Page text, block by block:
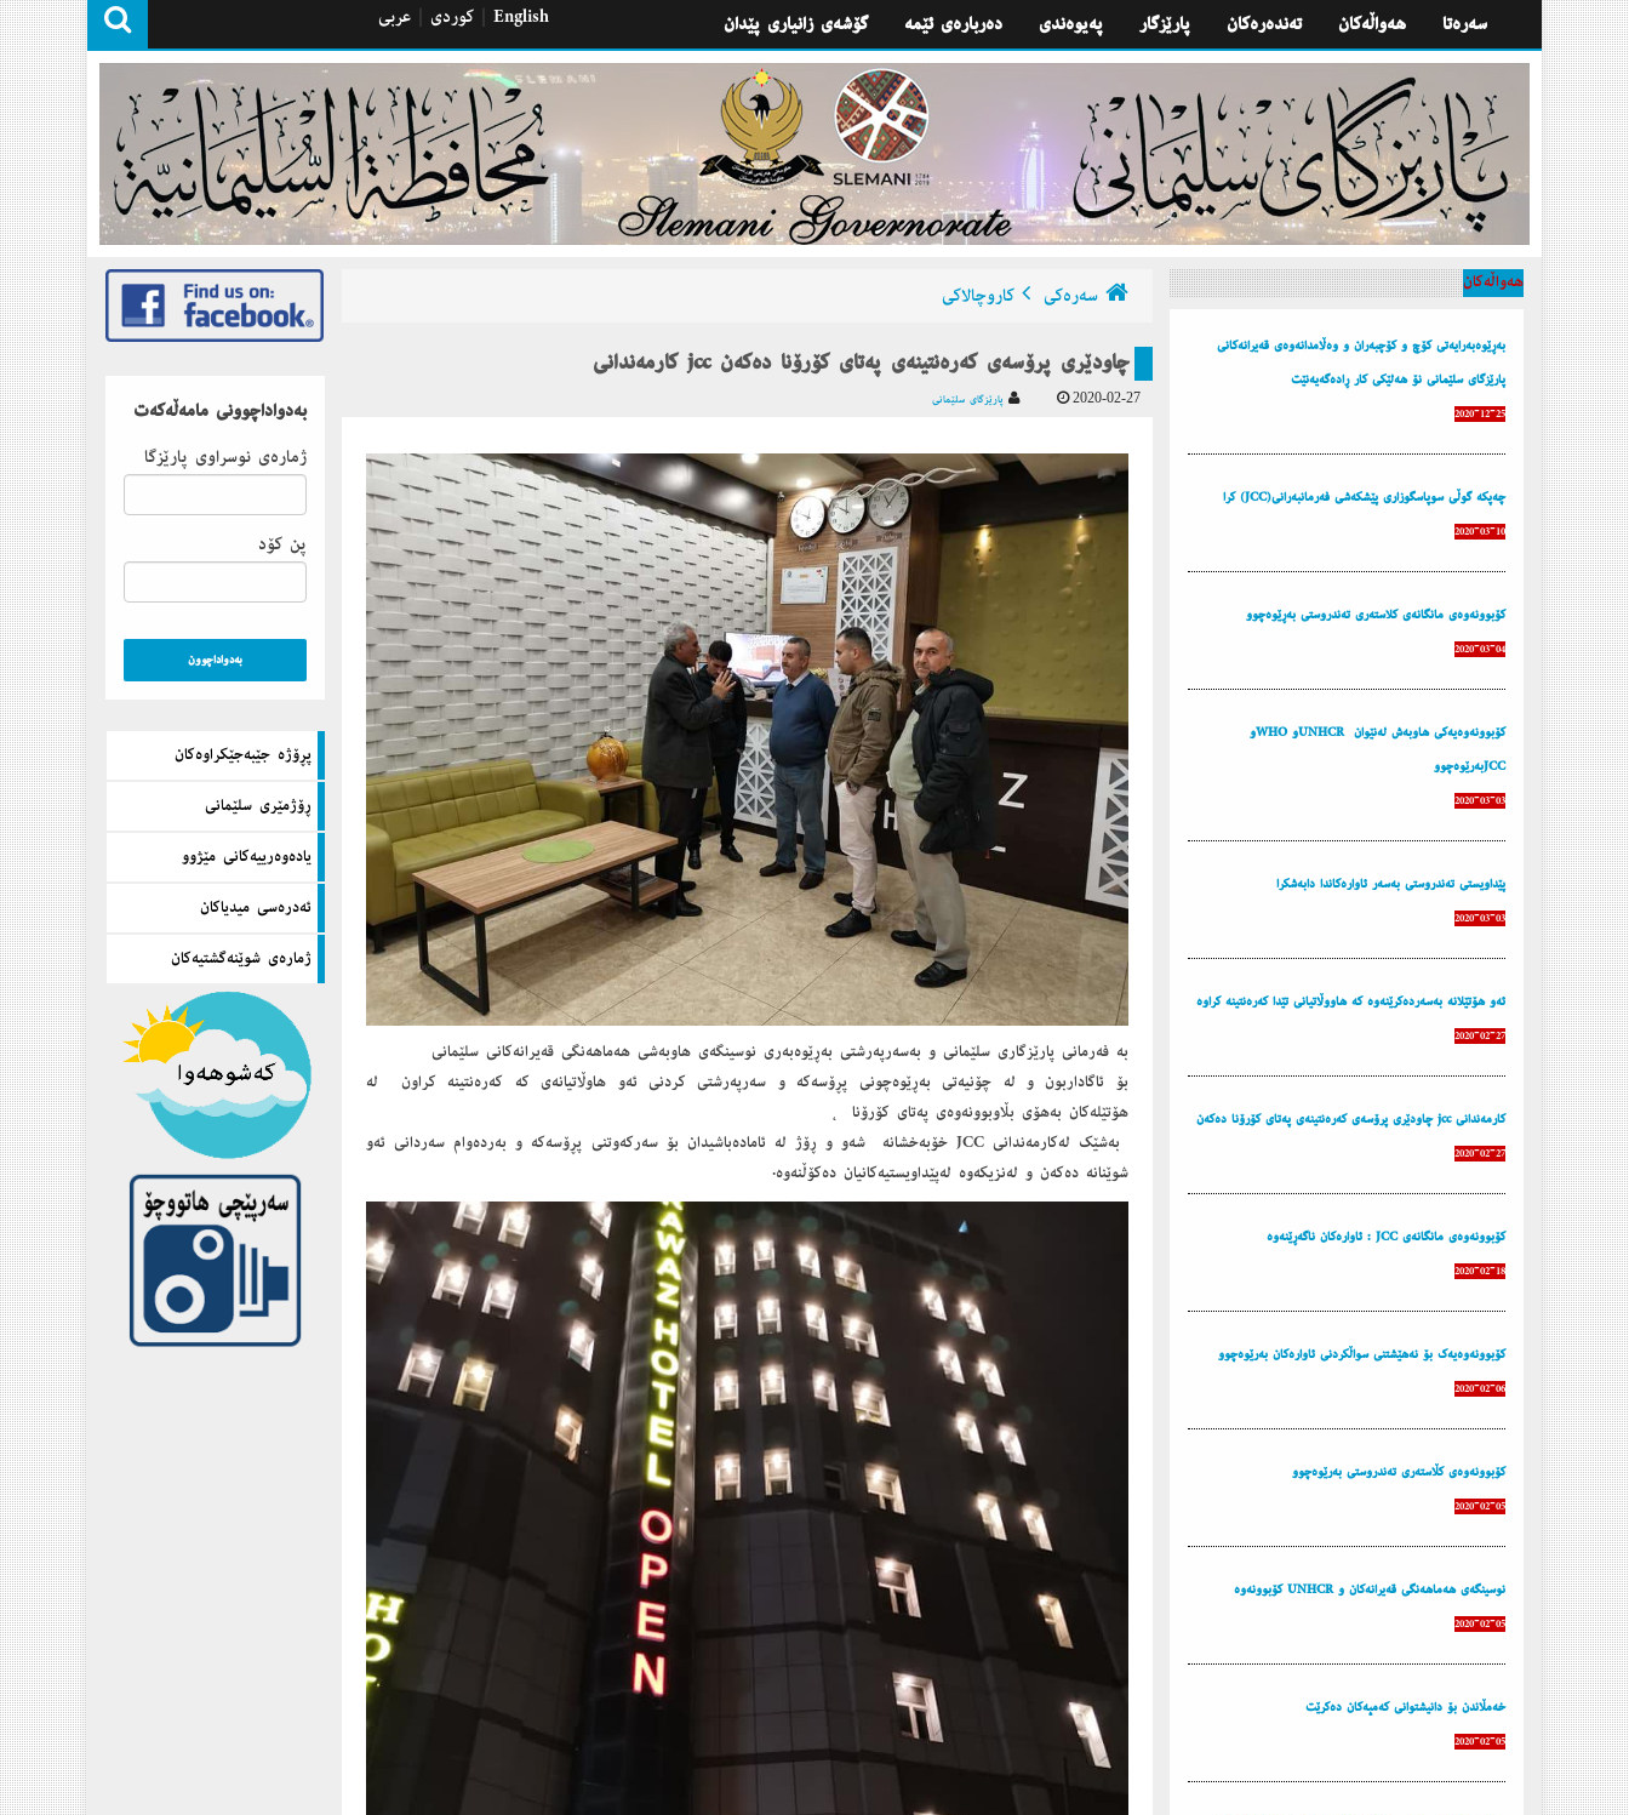
كوردی عربی English گۆشه‌ی زانیاری پێدان په‌یوه‌ندی پارێزگار تەندەرەكان هه‌واڵه‌كان سه‌ره‌تا
بەدواداچوونى مامەڵەكەت
ژمارەى نوسراوى پارێزگا
پن كۆد
پڕۆژه‌ جێبه‌جێكراوه‌كان
ڕۆژمێری سلێمانی
یاده‌وه‌رییه‌كانی مێژوو
ئه‌دره‌سی میدیاكان
ژماره‌ی شوێنه‌گشتیه‌كان
سه‌ره‌كی كاروچالاكی
كارمه‌ندانی jcc چاودێری پرۆسه‌ی كه‌ره‌نتینه‌ی په‌تای كۆرۆنا ده‌كه‌ن
2020-02-27
به‌ فه‌رمانی پارێزگاری سلێمانی و بەسەرپەرشتی بەڕێوەبەری نوسینگەی هاوبەشی هەماهەنگی قەیرانەکانی سلێمانی
بۆ ئاگاداربون و لە چۆنیەتی بەڕێوەچونی پڕۆسەکە و سەرپەرشتی کردنی ئەو هاوڵاتیانەی کە کەرەنتینە کراون له‌
هۆتێله‌كان به‌هۆی بڵاوبوونه‌وه‌ی په‌تای كۆرۆنا ،
بەشێک لەکارمەندانی JCC خۆبەخشانە شەو و ڕۆژ لە ئامادەباشیدان بۆ سەرکەوتنی پڕۆسەکە و به‌رده‌وام سه‌ردانی ئه‌و
شوێنانه‌ ده‌كه‌ن و له‌نزیكه‌وه‌ له‌پێداویستیه‌كانیان ده‌كۆڵنه‌وه‌.
هه‌واڵه‌كان
بەڕێوەبەرایەتی کۆچ و کۆچبەران و وەڵامدانەوەی قەیرانەکانی
پارێزگای سلێمانی نۆ هەلێکی کار ڕادەگەیەنێت
2020-12-25
چه‌پكه‌ گوڵی سوپاسگوزاری پێشكه‌شی فه‌رمانبه‌رانی(JCC) كرا
2020-03-10
كۆبوونه‌وه‌ی مانگانه‌ی كلاسته‌ری ته‌ندروستی به‌ڕێوه‌چوو
2020-03-04
كۆبوونه‌وه‌یه‌كی هاوبه‌ش له‌نێوان UNHCRو WHOو
JCCبه‌رێوه‌چوو
2020-03-03
پێداویستی ته‌ندروستی به‌سه‌ر ئاواره‌كاندا دابه‌شكرا
2020-03-03
ئه‌و هۆتێلانه‌ به‌سه‌رده‌كرێنه‌وه‌ كه‌ هاووڵاتیانی تێدا كه‌ره‌نتینه‌ كراوه‌
2020-02-27
كارمه‌ندانی jcc چاودێری پرۆسه‌ی كه‌ره‌نتینه‌ی په‌تای كۆرۆنا ده‌كه‌ن
2020-02-27
كۆبوونه‌وه‌ی مانگانه‌ی JCC : ئاواره‌كان ناگه‌ڕێنه‌وه‌
2020-02-18
كۆبوونه‌وه‌یه‌ك بۆ نه‌هێشتنی سواڵكردنی ئاواره‌كان به‌رێوه‌چوو
2020-02-06
كۆبوونه‌وه‌ی كڵاسته‌ری ته‌ندروستی به‌رێوه‌چوو
2020-02-05
نوسینگەى هەماهەنگى قەیرانەکان و UNHCR کۆبوونەوە
2020-02-05
خەمڵاندن بۆ دانیشتوانى کەمپەکان دەکرێت
2020-02-05